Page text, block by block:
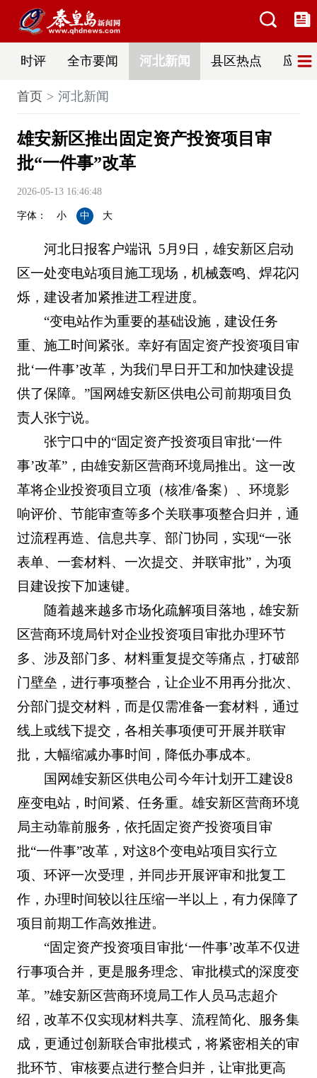
时评 全市要闻 河北新闻 县区热点 应急
首页 河北新闻
雄安新区推出固定资产投资项目审
批“一件事”改革
2026-05-13 16:46:48
字体： 小 中 大
河北日报客户端讯 5月9日，雄安新区启动
区一处变电站项目施工现场，机械轰鸣、焊花闪
烁，建设者加紧推进工程进度。
“变电站作为重要的基础设施，建设任务
重、施工时间紧张。幸好有固定资产投资项目审
批‘一件事’改革，为我们早日开工和加快建设提
供了保障。”国网雄安新区供电公司前期项目负
责人张宁说。
张宁口中的“固定资产投资项目审批‘一件
事’改革”，由雄安新区营商环境局推出。这一改
革将企业投资项目立项（核准/备案）、环境影
响评价、节能审查等多个关联事项整合归并，通
过流程再造、信息共享、部门协同，实现“一张
表单、一套材料、一次提交、并联审批”，为项
目建设按下加速键。
随着越来越多市场化疏解项目落地，雄安新
区营商环境局针对企业投资项目审批办理环节
多、涉及部门多、材料重复提交等痛点，打破部
门壁垒，进行事项整合，让企业不用再分批次、
分部门提交材料，而是仅需准备一套材料，通过
线上或线下提交，各相关事项便可开展并联审
批，大幅缩减办事时间，降低办事成本。
国网雄安新区供电公司今年计划开工建设8
座变电站，时间紧、任务重。雄安新区营商环境
局主动靠前服务，依托固定资产投资项目审
批“一件事”改革，对这8个变电站项目实行立
项、环评一次受理，并同步开展评审和批复工
作，办理时间较以往压缩一半以上，有力保障了
项目前期工作高效推进。
“固定资产投资项目审批‘一件事’改革不仅进
行事项合并，更是服务理念、审批模式的深度变
革。”雄安新区营商环境局工作人员马志超介
绍，改革不仅实现材料共享、流程简化、服务集
成，更通过创新联合审批模式，将紧密相关的审
批环节、审核要点进行整合归并，让审批更高